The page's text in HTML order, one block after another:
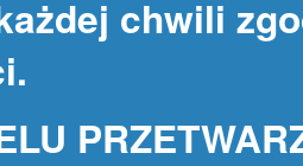
chwili
.